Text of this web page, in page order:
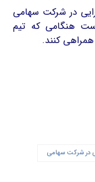
در شرکت سهامی
هنگامی که تیم
کنند.
در شرکت سهامی